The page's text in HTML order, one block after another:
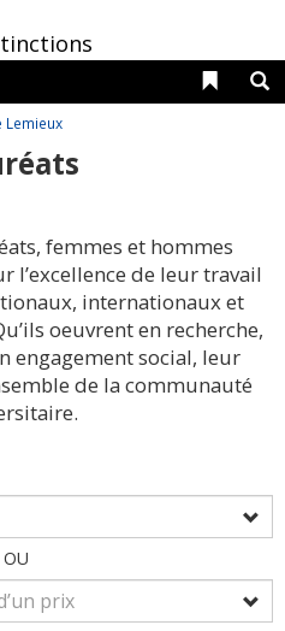
Liens
Lemieux
femmes et hommes
l’excellence de leur travail
internationaux et
oeuvrent en recherche,
engagement social, leur
de la communauté
OU